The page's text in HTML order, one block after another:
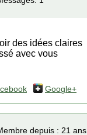
des idées claires
avec vous
Google+
depuis : 21 ans